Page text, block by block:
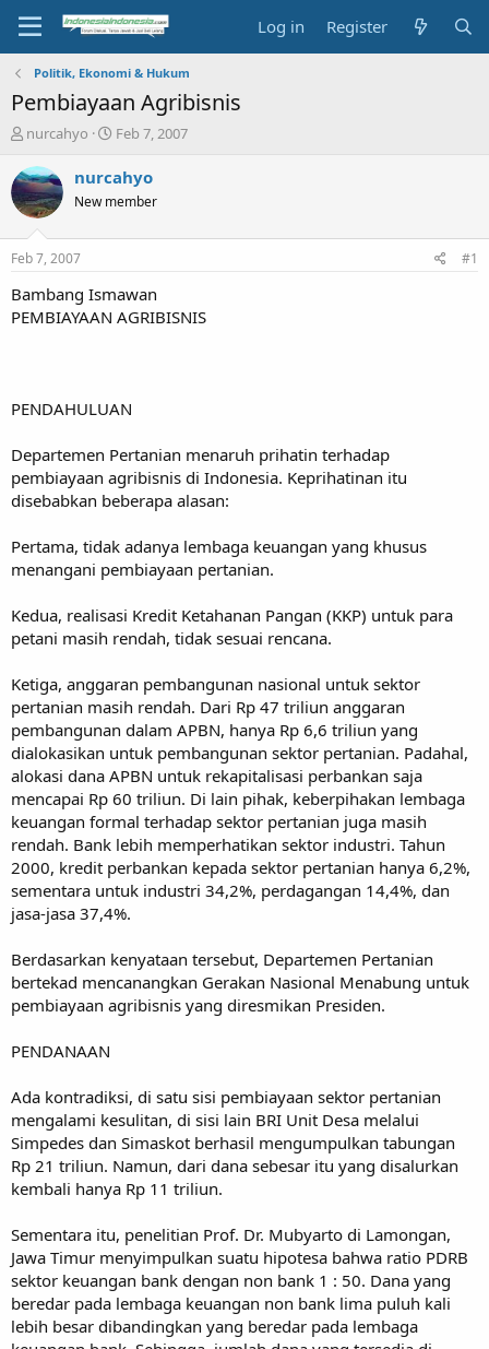
Log in Register
Politik, Ekonomi & Hukum
Pembiayaan Agribisnis
T
r
e
a
s
t
a
r
t
nurcahyo
S
a
t
e
Feb 7, 2007
nurcahyo
New member
Feb 7, 2007 #1
Bambang Ismawan
PEMBIAYAAN AGRIBISNIS
PENDAHULUAN
Departemen Pertanian menaruh prihatin terhadap
pembiayaan agribisnis di Indonesia. Keprihatinan itu
disebabkan beberapa alasan:
Pertama, tidak adanya lembaga keuangan yang khusus
menangani pembiayaan pertanian.
Kedua, realisasi Kredit Ketahanan Pangan (KKP) untuk para
petani masih rendah, tidak sesuai rencana.
Ketiga, anggaran pembangunan nasional untuk sektor
pertanian masih rendah. Dari Rp 47 triliun anggaran
pembangunan dalam APBN, hanya Rp 6,6 triliun yang
dialokasikan untuk pembangunan sektor pertanian. Padahal,
alokasi dana APBN untuk rekapitalisasi perbankan saja
mencapai Rp 60 triliun. Di lain pihak, keberpihakan lembaga
keuangan formal terhadap sektor pertanian juga masih
rendah. Bank lebih memperhatikan sektor industri. Tahun
2000, kredit perbankan kepada sektor pertanian hanya 6,2%,
sementara untuk industri 34,2%, perdagangan 14,4%, dan
jasa-jasa 37,4%.
Berdasarkan kenyataan tersebut, Departemen Pertanian
bertekad mencanangkan Gerakan Nasional Menabung untuk
pembiayaan agribisnis yang diresmikan Presiden.
PENDANAAN
Ada kontradiksi, di satu sisi pembiayaan sektor pertanian
mengalami kesulitan, di sisi lain BRI Unit Desa melalui
Simpedes dan Simaskot berhasil mengumpulkan tabungan
Rp 21 triliun. Namun, dari dana sebesar itu yang disalurkan
kembali hanya Rp 11 triliun.
Sementara itu, penelitian Prof. Dr. Mubyarto di Lamongan,
Jawa Timur menyimpulkan suatu hipotesa bahwa ratio PDRB
sektor keuangan bank dengan non bank 1 : 50. Dana yang
beredar pada lembaga keuangan non bank lima puluh kali
lebih besar dibandingkan yang beredar pada lembaga